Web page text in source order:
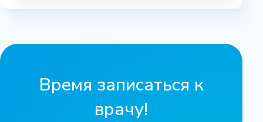
Время записаться к
врачу!